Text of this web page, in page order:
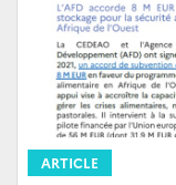
ARTICLE